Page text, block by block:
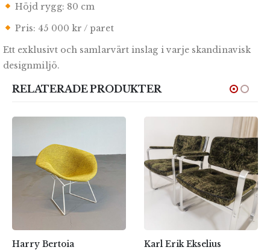
Höjd rygg: 80 cm
Pris: 45 000 kr / paret
Ett exklusivt och samlarvärt inslag i varje skandinavisk
designmiljö.
RELATERADE PRODUKTER
Karl Erik Ekselius